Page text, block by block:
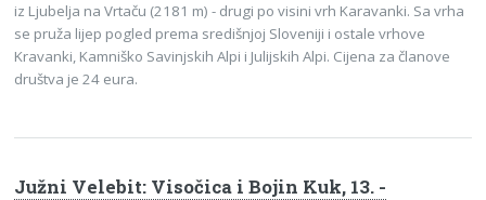
iz Ljubelja na Vrtaču (2181 m) - drugi po visini vrh Karavanki. Sa vrha
se pruža lijep pogled prema središnjoj Sloveniji i ostale vrhove
Kravanki, Kamniško Savinjskih Alpi i Julijskih Alpi. Cijena za članove
društva je 24 eura.
Južni Velebit: Visočica i Bojin Kuk, 13. -